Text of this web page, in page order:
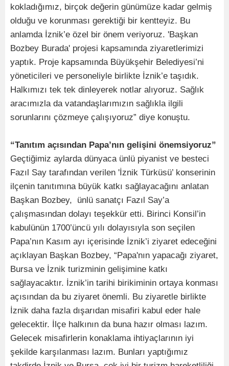
kokladığımız, birçok değerin günümüze kadar gelmiş
olduğu ve korunması gerektiği bir kentteyiz. Bu
anlamda İznik’e özel bir önem veriyoruz. 'Başkan
Bozbey Burada' projesi kapsamında ziyaretlerimizi
yaptık. Proje kapsamında Büyükşehir Belediyesi’ni
yöneticileri ve personeliyle birlikte İznik’e taşıdık.
Halkımızı tek tek dinleyerek notlar alıyoruz. Sağlık
aracımızla da vatandaşlarımızın sağlıkla ilgili
sorunlarını çözmeye çalışıyoruz” diye konuştu.
“Tanıtım açısından Papa’nın gelişini önemsiyoruz”
Geçtiğimiz aylarda dünyaca ünlü piyanist ve besteci
Fazıl Say tarafından verilen 'İznik Türküsü’ konserinin
ilçenin tanıtımına büyük katkı sağlayacağını anlatan
Başkan Bozbey, ünlü sanatçı Fazıl Say’a
çalışmasından dolayı teşekkür etti. Birinci Konsil’in
kabulünün 1700’üncü yılı dolayısıyla son seçilen
Papa’nın Kasım ayı içerisinde İznik’i ziyaret edeceğini
açıklayan Başkan Bozbey, “Papa'nın yapacağı ziyaret,
Bursa ve İznik turizminin gelişimine katkı
sağlayacaktır. İznik’in tarihi birikiminin ortaya konması
açısından da bu ziyaret önemli. Bu ziyaretle birlikte
İznik daha fazla dışarıdan misafiri kabul eder hale
gelecektir. İlçe halkının da buna hazır olması lazım.
Gelecek misafirlerin konaklama ihtiyaçlarının iyi
şekilde karşılanması lazım. Bunları yaptığımız